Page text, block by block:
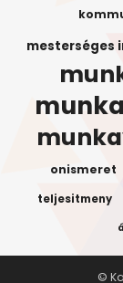
mesterséges
onismeret
teljesitmeny
©